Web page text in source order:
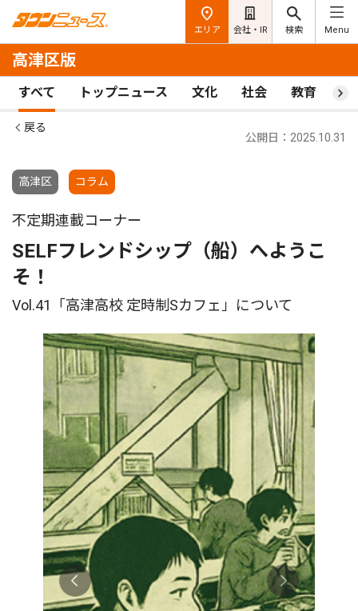
エリア 会社・IR 検索 Menu
高津区版
すべて トップニュース 文化 社会 教育 ス
戻る
高津区 コラム
公開日：2025.10.31
不定期連載コーナー
SELFフレンドシップ（船）へようこ
そ！
Vol.41「高津高校 定時制Sカフェ」について